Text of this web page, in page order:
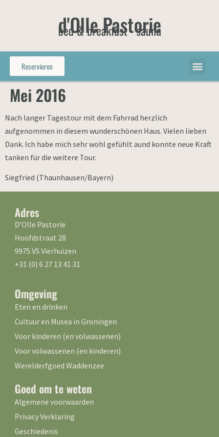
d'Olle Pastorie
bed & breakfast - sauna
Reservieren
Mei 2016
Nach langer Tagestour mit dem Fahrrad herzlich
aufgenommen in diesem wunderschönen Haus. Vielen lieben
Dank. Ich habe mich sehr wohl gefühlt aund konnte neue Kraft
tanken für die weitere Tour.
Siegfried (Thaunhausen/Bayern)
Adres
D’Olle Pastorie
Hoofdstraat 28
9975 VS Vierhuizen
+31 (0) 6 27 13 41 31
Omgeving
Eten en drinken
Cultuur en Musea in Groningen
Voor kinderen (en volwassenen)
Voor volwassenen (en kinderen)
Werelderfgoed Waddenzee
Goed om te weten
Algemene voorwaarden
Privacy Verklaring
Geschiedenis